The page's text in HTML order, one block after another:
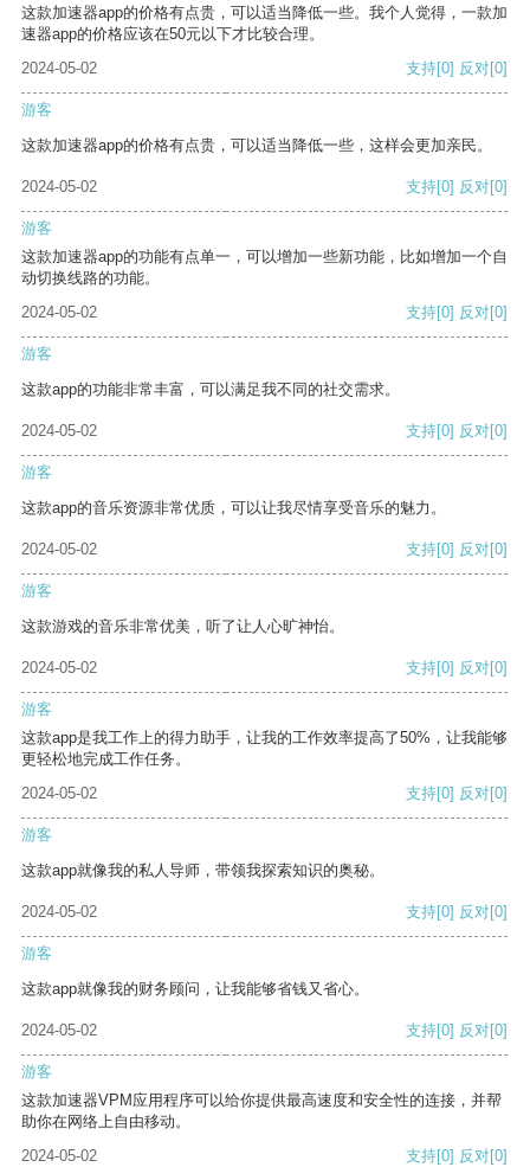
这款加速器app的价格有点贵，可以适当降低一些。我个人觉得，一款加
速器app的价格应该在50元以下才比较合理。
2024-05-02
支持[0] 反对[0]
游客
这款加速器app的价格有点贵，可以适当降低一些，这样会更加亲民。
2024-05-02 支持[0] 反对[0]
游客
这款加速器app的功能有点单一，可以增加一些新功能，比如增加一个自
动切换线路的功能。
2024-05-02
支持[0] 反对[0]
游客
这款app的功能非常丰富，可以满足我不同的社交需求。
2024-05-02 支持[0] 反对[0]
游客
这款app的音乐资源非常优质，可以让我尽情享受音乐的魅力。
2024-05-02 支持[0] 反对[0]
游客
这款游戏的音乐非常优美，听了让人心旷神怡。
2024-05-02 支持[0] 反对[0]
游客
这款app是我工作上的得力助手，让我的工作效率提高了50%，让我能够
更轻松地完成工作任务。
2024-05-02
支持[0] 反对[0]
游客
这款app就像我的私人导师，带领我探索知识的奥秘。
2024-05-02 支持[0] 反对[0]
游客
这款app就像我的财务顾问，让我能够省钱又省心。
2024-05-02 支持[0] 反对[0]
游客
这款加速器VPM应用程序可以给你提供最高速度和安全性的连接，并帮
助你在网络上自由移动。
2024-05-02
支持[0] 反对[0]